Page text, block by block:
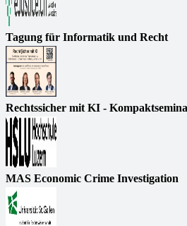
Tagung für Informatik und Recht
Rechtssicher mit KI -
MAS Economic Crime Investigation